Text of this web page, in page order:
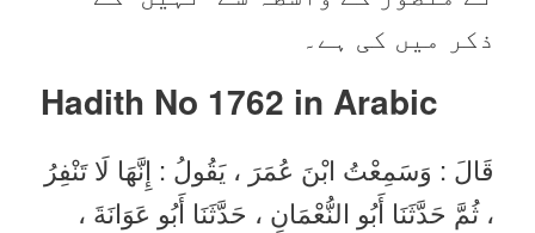
ذکر میں کی ہے۔
Hadith No 1762 in Arabic
قَالَ : وَسَمِعْتُ ابْنَ عُمَرَ ، يَقُولُ : إِنَّهَا لَا تَنْفِرُ
، ثُمَّ حَدَّثَنَا أَبُو النُّعْمَانِ ، حَدَّثَنَا أَبُو عَوَانَةَ ،